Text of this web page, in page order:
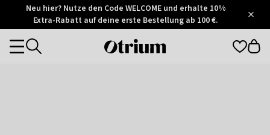
Otrium
Trustpilot
Neu hier? Nutze den Code WELCOME und erhalte 10%
Extra-Rabatt auf deine erste Bestellung ab 100 €.
Otrium
Categories